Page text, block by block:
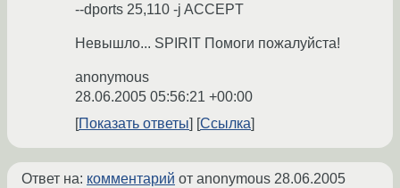
--dports 25,110 -j ACCEPT
Невышло... SPIRIT Помоги пожалуйста!
anonymous
28.06.2005 05:56:21 +00:00
Показать ответы
Ссылка
Ответ на: комментарий от anonymous 28.06.2005